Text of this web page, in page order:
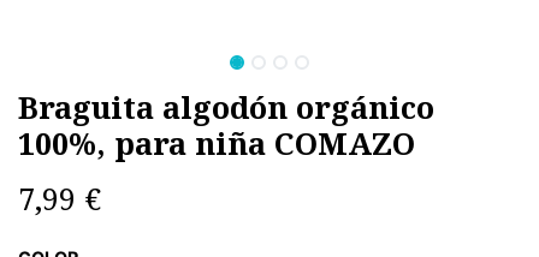
Braguita algodón orgánico
100%, para niña COMAZO
7,99 €